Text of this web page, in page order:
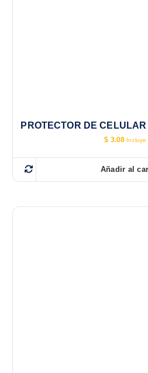
PROTECTOR DE
$ 3.08 Incluye
Añadir al